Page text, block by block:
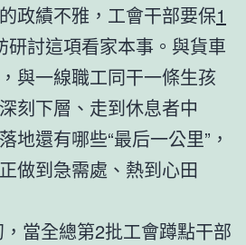
政績不雅，工會干部要保1
研討這項看家本事。與貨車
與一線職工同干一條生孩
下層、走到休息者中
地還有哪些“最后一公里”，
做到急需處、熱到心田
當全總第2批工會蹲點干部